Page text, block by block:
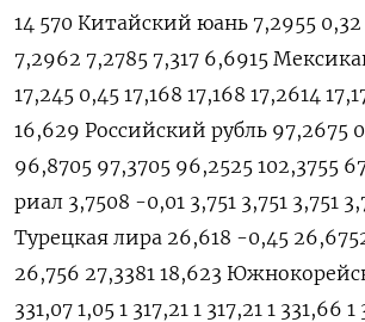
14 570 Китайский юань 7,2955 0,32
7,2962 7,2785 7,317 6,6915
17,245 0,45 17,168 17,168 17,2614
16,629 Российский рубль 97,2675
96,8705 97,3705 96,2525 102,3755
риал 3,7508 -0,01 3,751 3,751 3,751
Турецкая лира 26,618 -0,45
26,756 27,3381 18,623
331,07 1,05 1 317,21 1 317,21 1 331,66 1